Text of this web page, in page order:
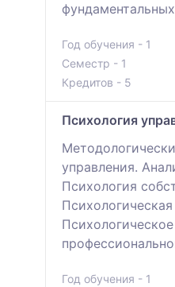
Год обучения - 1
Семестр - 1
Кредитов - 5
Психология
управления.
Психология
Год обучения - 1